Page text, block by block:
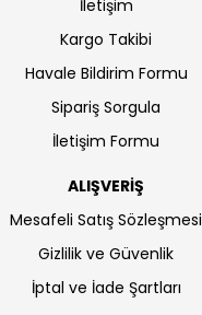
İletişim
Kargo Takibi
Havale Bildirim Formu
Sipariş Sorgula
İletişim Formu
ALIŞVERİŞ
Mesafeli Satış Sözleşmesi
Gizlilik ve Güvenlik
İptal ve İade Şartları